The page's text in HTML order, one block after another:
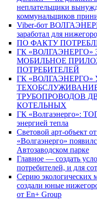
неплательщики
коммунальщиков
Viber-бот
заработал для
ПО ФАКТУ
ГК
МОБИЛЬНОЕ
ПОТРЕБИТЕЛЕЙ
ГК
ТРУБОПРОВОДОВ
КОТЕЛЬНЫХ
ГК «Волгаэнерго»:
энергией тепла
Световой арт-объект
«Волгаэнерго»
Автозаводском парке
Главное — создать
потребителей, и для
Серию экологических
создали юные
от En+ Group